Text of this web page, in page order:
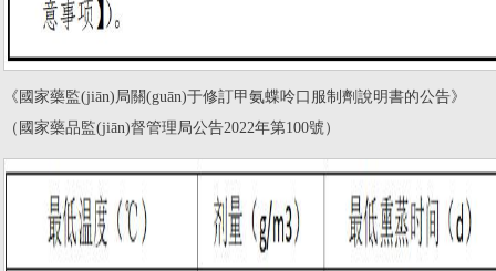
《國家藥監(jiān)局關(guān)于修訂甲氨蝶呤口服制劑說明書的公告》
（國家藥品監(jiān)督管理局公告2022年第100號）